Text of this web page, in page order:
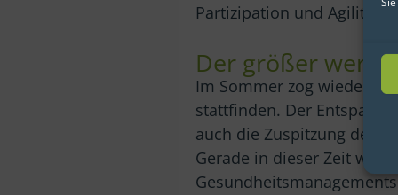
Partizipation und Agilität
Der größer
Im Sommer zog wieder
stattfinden. Der
auch die Zuspitzung der
Gerade in dieser Zeit